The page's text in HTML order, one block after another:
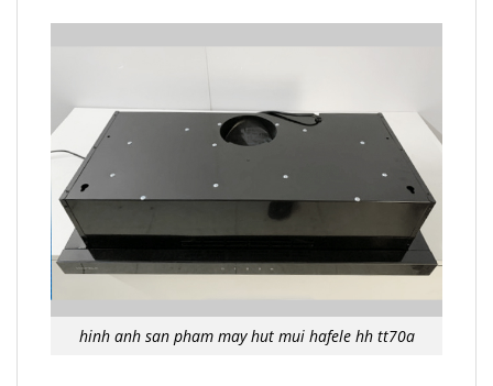
hinh anh san pham may hut mui hafele hh tt70a